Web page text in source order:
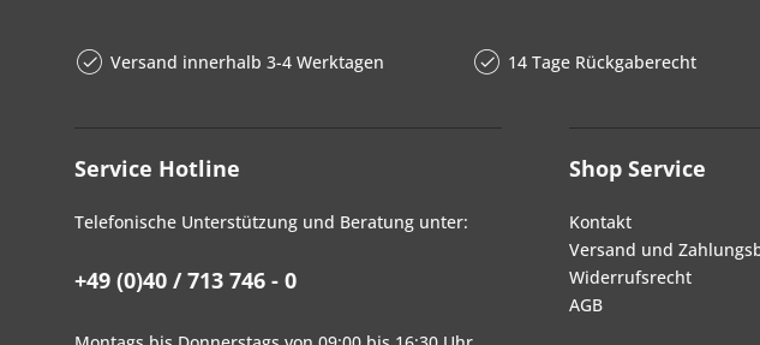
Versand innerhalb 3-4 Werktagen 14 Tage Rückgaberecht
Service Hotline
Telefonische Unterstützung und Beratung unter:
+49 (0)40 / 713 746 - 0
Shop Service
Kontakt
Versand und
Widerrufsrecht
AGB